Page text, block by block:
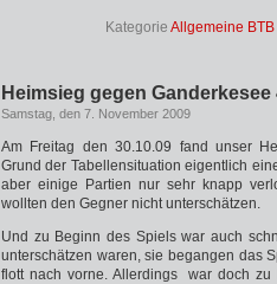
Kategorie Allgemeine BTB
Heimsieg gegen Ganderkesee
Samstag, den 7. November 2009
Am Freitag den 30.10.09 fand unser
Grund der Tabellensituation eigentlich
aber einige Partien nur sehr knapp
wollten den Gegner nicht unterschätzen.
Und zu Beginn des Spiels war auch
unterschätzen waren, sie begangen das
flott nach vorne. Allerdings war doch